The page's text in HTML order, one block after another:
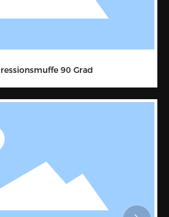
90 Grad